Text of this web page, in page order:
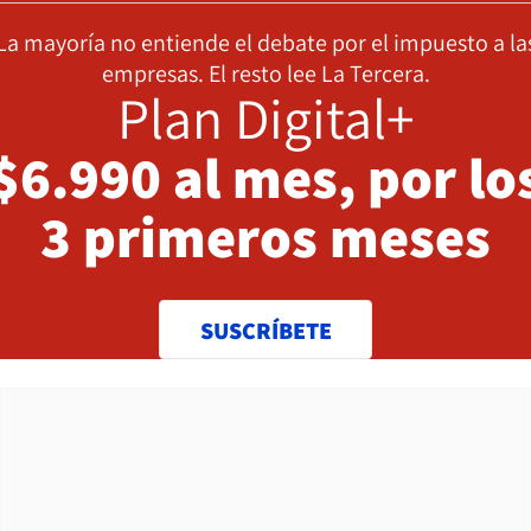
mayoría no entiende el debate por el impuesto a
empresas. El resto lee La Tercera.
Plan Digital+
al mes, por
3 primeros meses
SUSCRÍBETE